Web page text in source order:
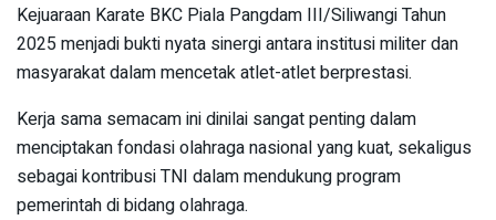
Kejuaraan Karate BKC Piala Pangdam III/Siliwangi Tahun
2025 menjadi bukti nyata sinergi antara institusi militer dan
masyarakat dalam mencetak atlet-atlet berprestasi.
Kerja sama semacam ini dinilai sangat penting dalam
menciptakan fondasi olahraga nasional yang kuat, sekaligus
sebagai kontribusi TNI dalam mendukung program
pemerintah di bidang olahraga.